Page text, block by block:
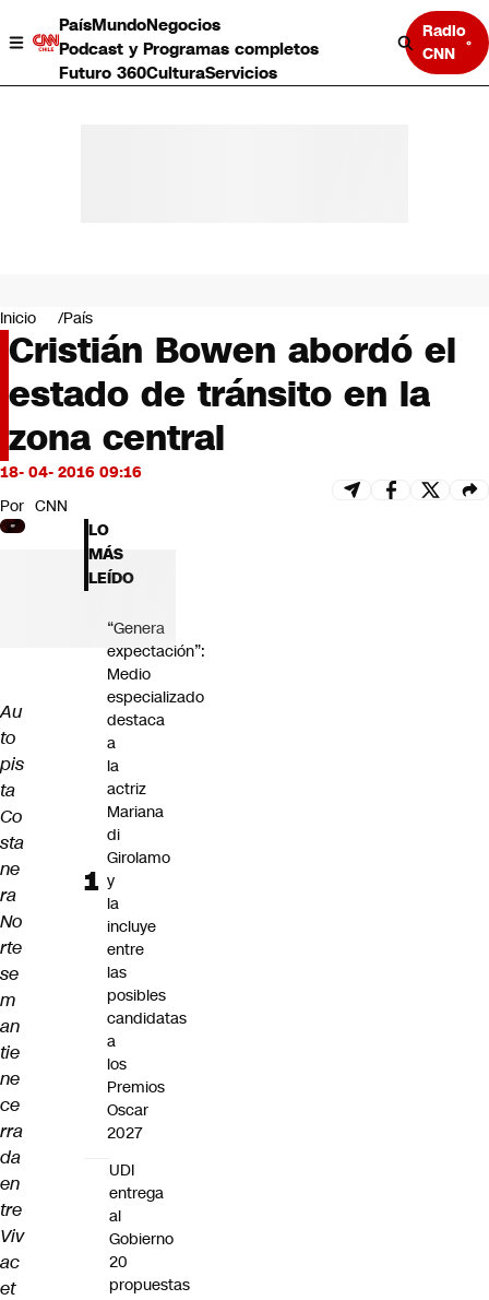
PaísMundoNegocios
Podcast y Programas completos
Futuro 360CulturaServicios
Radio
CNN
Negocios
Deportes
Programas completos
Cultura
Servicios
Bits
CNN tiempo
Futuro 360
Opinión
Inicio País
Cristián Bowen abordó el
estado de tránsito en la
zona central
18- 04- 2016 09:16
Por CNN
Au
to
pis
ta
Co
sta
ne
ra
No
rte
se
m
an
tie
ne
ce
rra
da
en
tre
Viv
ac
et
LO
MÁS
LEÍDO
“Genera
expectación”:
Medio
especializado
destaca
a
la
actriz
Mariana
di
Girolamo
y
la
incluye
entre
las
posibles
candidatas
a
los
Premios
Oscar
2027
UDI
entrega
al
Gobierno
20
propuestas